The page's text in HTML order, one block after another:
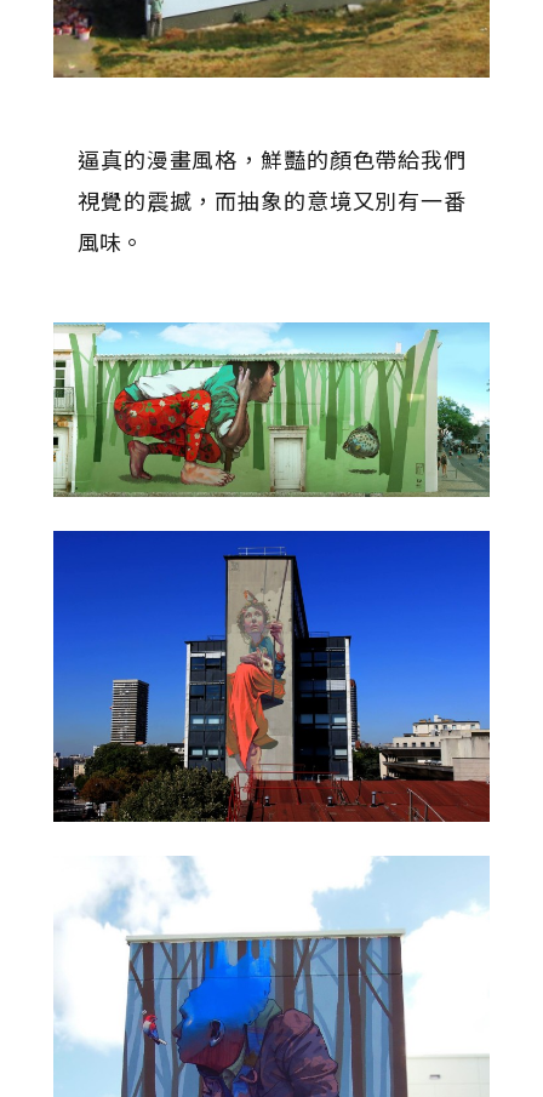
逼真的漫畫風格，鮮豔的顏色帶給我們
視覺的震撼，而抽象的意境又別有一番
風味。